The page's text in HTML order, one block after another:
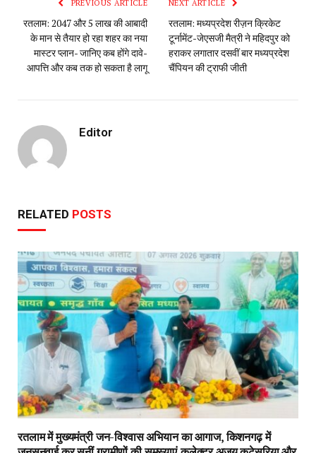
PREVIOUS ARTICLE
रतलाम: 2047 और 5 लाख की आबादी
के मान से तैयार हो रहा शहर का नया
मास्टर प्लान- जानिए कब होंगे दावे-
आपत्ति और कब तक हो सकता है लागू
NEXT ARTICLE
रतलाम: मध्यप्रदेश रीज़न क्रिकेट
टूर्नामेंट-जेएसजी मैत्री ने महिदपुर को
हराकर लगातार दसवीं बार मध्यप्रदेश
चैंपियन की ट्राफी जीती
Editor
RELATED POSTS
रतलाम में मुख्यमंत्री जन-विश्वास अभियान का आगाज, किशनगढ़ में